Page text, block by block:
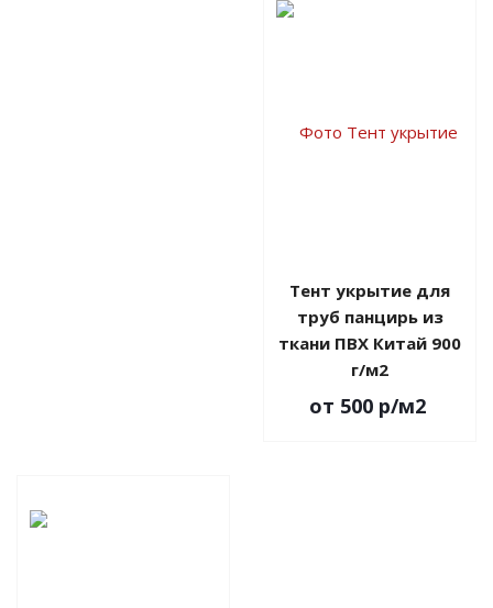
Тент укрытие для
труб панцирь из
ткани ПВХ Китай 900
г/м2
от 500 р/м2